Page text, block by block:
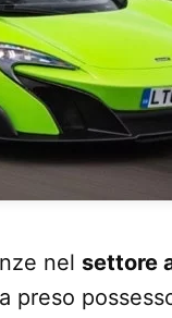
nel settore
preso